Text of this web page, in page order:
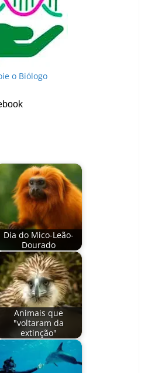
o Biólogo
Dia do Mico-Leão-
Dourado
Animais que
"voltaram da
extinção"